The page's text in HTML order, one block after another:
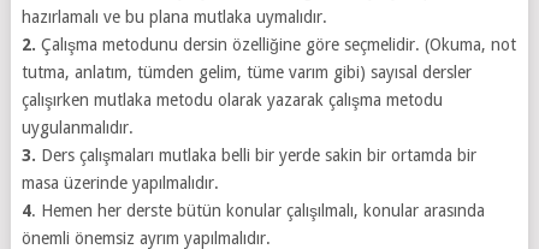
hazırlamalı ve bu plana mutlaka uymalıdır.
2. Çalışma metodunu dersin özelliğine göre seçmelidir. (Okuma, not
tutma, anlatım, tümden gelim, tüme varım gibi) sayısal dersler
çalışırken mutlaka metodu olarak yazarak çalışma metodu
uygulanmalıdır.
3. Ders çalışmaları mutlaka belli bir yerde sakin bir ortamda bir
masa üzerinde yapılmalıdır.
4. Hemen her derste bütün konular çalışılmalı, konular arasında
önemli önemsiz ayrım yapılmalıdır.